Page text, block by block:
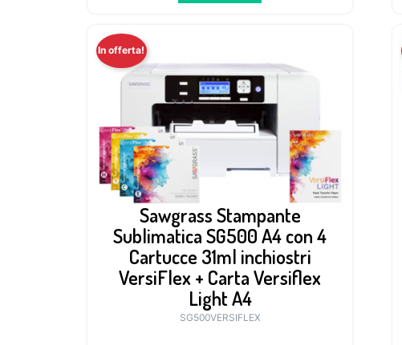
In offerta!
Sawgrass Stampante
Sublimatica SG500 A4 con 4
Cartucce 31ml inchiostri
VersiFlex + Carta Versiflex
Light A4
SG500VERSIFLEX